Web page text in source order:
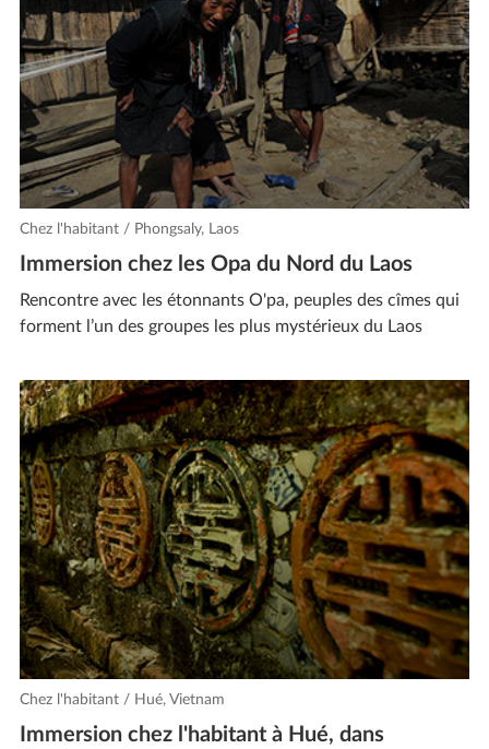
Chez l'habitant / Phongsaly, Laos
Immersion chez les Opa du Nord du Laos
Rencontre avec les étonnants O'pa, peuples des cîmes qui
forment l’un des groupes les plus mystérieux du Laos
Chez l'habitant / Hué, Vietnam
Immersion chez l'habitant à Hué, dans